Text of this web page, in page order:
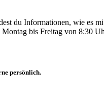
du Informationen, wie es
bis Freitag von 8:30
persönlich.